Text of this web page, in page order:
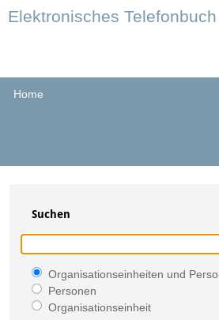
Elektronisches Telefonbuch
Home
Suchen
Organisationseinheiten und
Personen
Organisationseinheit